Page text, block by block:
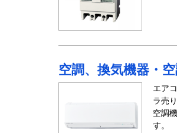
空調、換気機器・
エア
ラ売
空調
す。